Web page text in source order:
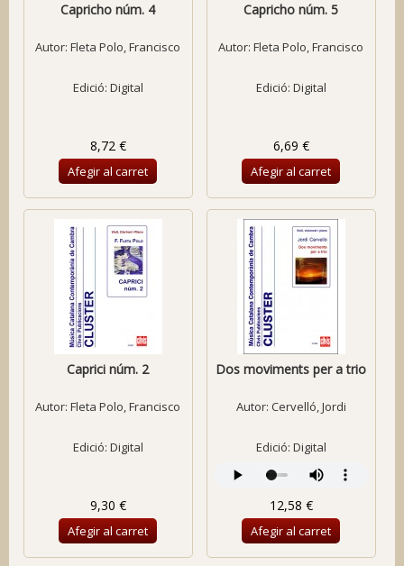
Capricho núm. 4
Autor:Fleta Polo, Francisco
Edició: Digital
8,72 €
Afegir al carret
Capricho núm. 5
Autor:Fleta Polo, Francisco
Edició: Digital
6,69 €
Afegir al carret
Caprici núm. 2
Autor:Fleta Polo, Francisco
Edició: Digital
9,30 €
Afegir al carret
Dos moviments per a trio
Autor: Cervelló, Jordi
Edició: Digital
12,58 €
Afegir al carret